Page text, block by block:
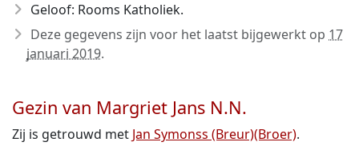
Geloof: Rooms Katholiek.
Deze gegevens zijn voor het laatst bijgewerkt op 17
januari 2019.
Gezin van Margriet Jans N.N.
Zij is getrouwd met Jan Symonss (Breur)(Broer).